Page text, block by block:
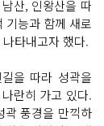
산, 인왕산을 따
기능과 함께 새로
타내고자 했다.
을 따라 성곽을
란히 가고 있다.
곽 풍경을 만끽하